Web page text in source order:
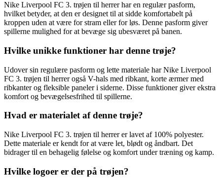
Nike Liverpool FC 3. trøjen til herrer har en regulær pasform,
hvilket betyder, at den er designet til at sidde komfortabelt på
kroppen uden at være for stram eller for løs. Denne pasform giver
spillerne mulighed for at bevæge sig ubesværet på banen.
Hvilke unikke funktioner har denne trøje?
Udover sin regulære pasform og lette materiale har Nike Liverpool
FC 3. trøjen til herrer også V-hals med ribkant, korte ærmer med
ribkanter og fleksible paneler i siderne. Disse funktioner giver ekstra
komfort og bevægelsesfrihed til spillerne.
Hvad er materialet af denne trøje?
Nike Liverpool FC 3. trøjen til herrer er lavet af 100% polyester.
Dette materiale er kendt for at være let, blødt og åndbart. Det
bidrager til en behagelig følelse og komfort under træning og kamp.
Hvilke logoer er der på trøjen?